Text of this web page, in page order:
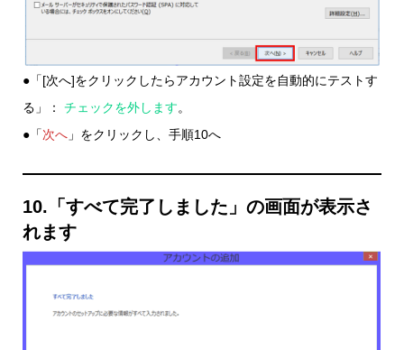
●「[次へ]をクリックしたらアカウント設定を自動的にテストす
る」： チェックを外します。
●「次へ 」をクリックし、手順10へ
10.「すべて完了しました」の画面が表示さ
れます